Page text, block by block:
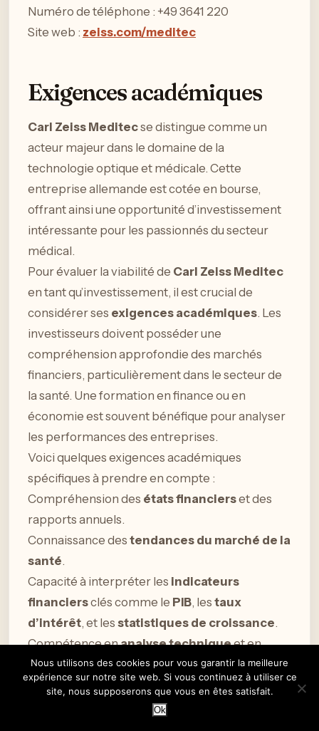
Numéro de téléphone : +49 3641 220
Site web : zeiss.com/meditec
Exigences académiques
Carl Zeiss Meditecse distingue comme un
acteur majeur dans le domaine de la
technologie optique et médicale. Cette
entreprise allemande est cotée en bourse,
offrant ainsi une opportunité d’investissement
intéressante pour les passionnés du secteur
médical.
Pour évaluer la viabilité de Carl Zeiss Meditec
en tant qu’investissement, il est crucial de
considérer ses exigences académiques. Les
investisseurs doivent posséder une
compréhension approfondie des marchés
financiers, particulièrement dans le secteur de
la santé. Une formation en finance ou en
économie est souvent bénéfique pour analyser
les performances des entreprises.
Voici quelques exigences académiques
spécifiques à prendre en compte :
Compréhension des états financierset des
rapports annuels.
Connaissance des tendances du marché de la
santé.
Capacité à interpréter les indicateurs
financiersclés comme le PIB, les taux
d’intérêt, et les statistiques de croissance.
Compétence enanalyse techniqueet en
analyse fondamentale.
Maîtrise desoutils d’analyse boursière (par
exemple, Bloomberg, Reuters).
Nous utilisons des cookies pour vous garantir la meilleure
expérience sur notre site web. Si vous continuez à utiliser ce
site, nous supposerons que vous en êtes satisfait.
Ok